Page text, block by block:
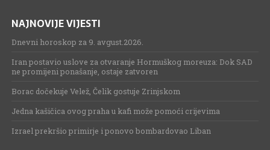
NAJNOVIJE VIJESTI
Dnevni horoskop za 9. avgust.2026.
Iran postavio uslove za otvaranje Hormuškog moreuza: Dok SAD
ne promijeni ponašanje, ostaje zatvoren
Borac dočekuje Velež, Čelik gostuje Zrinjskom
Jedna kašičica ovog praha u kafi može pomoći crijevima
Izrael prekršio primirje i ponovo bombardovao Liban